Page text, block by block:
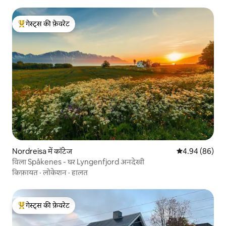
गेस्ट्स का टॉप फ़ेवरेट
गेस्ट्स की फ़ेवरेट
Nordreisa में कॉटेज औसत रेटिंग 5 में
4.94 (86)
विला Spåkenes - घर Lyngenfjord अनदेखी
किफ़ायत ·लोकेशन ·हालत
गेस्ट्स का टॉप फ़ेवरेट
गेस्ट्स की फ़ेवरेट